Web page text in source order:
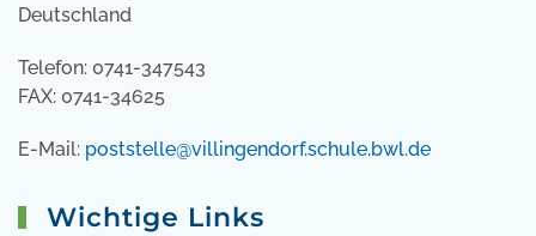
Deutschland
Telefon: 0741-347543
FAX: 0741-34625
E-Mail: poststelle@villingendorf.schule.bwl.de
Wichtige Links